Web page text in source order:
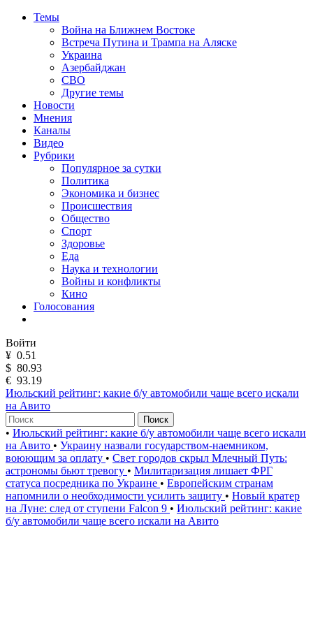
Темы
Война на Ближнем Востоке
Встреча Путина и Трампа на Аляске
Украина
Азербайджан
СВО
Другие темы
Новости
Мнения
Каналы
Видео
Рубрики
Популярное за сутки
Политика
Экономика и бизнес
Происшествия
Общество
Спорт
Здоровье
Еда
Наука и технологии
Войны и конфликты
Кино
Голосования
Войти
¥ 0.51
$ 80.93
€ 93.19
Июльский рейтинг: какие б/у автомобили чаще всего искали
на Авито
Поиск
• Июльский рейтинг: какие б/у автомобили чаще всего искали
на Авито • Украину назвали государством-наемником,
воюющим за оплату • Свет городов скрыл Млечный Путь:
астрономы бьют тревогу • Милитаризация лишает ФРГ
статуса посредника по Украине • Европейским странам
напомнили о необходимости усилить защиту • Новый кратер
на Луне: след от ступени Falcon 9 • Июльский рейтинг: какие
б/у автомобили чаще всего искали на Авито